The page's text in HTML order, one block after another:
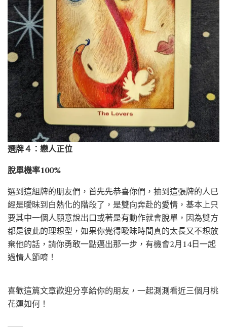
選牌４：戀人正位
脫單機率100%
選到這組牌的朋友們，首先先恭喜你們，抽到這張牌的人已
經是曖昧到白熱化的階段了，是雙向奔赴的愛情，基本上只
要其中一個人願意說出口或著是有動作就會脫單，因為雙方
都是彼此的理想型，如果你覺得曖昧時間真的太長又不想放
棄他的話，請你勇敢一點邁出那一步，有機會2月14日一起
過情人節唷！
喜歡這篇文章歡迎分享給你的朋友，一起測測看近三個月桃
花運如何！